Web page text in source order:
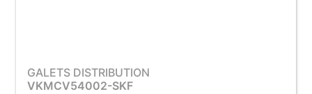
GALETS DISTRIBUTION
VKMCV54002-SKF